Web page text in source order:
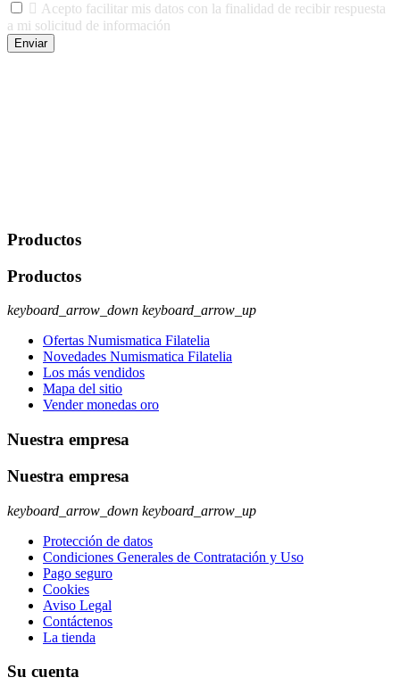
 Acepto facilitar mis datos con la finalidad de recibir respuesta
a mi solicitud de información
Enviar
Productos
Productos
keyboard_arrow_down keyboard_arrow_up
Ofertas Numismatica Filatelia
Novedades Numismatica Filatelia
Los más vendidos
Mapa del sitio
Vender monedas oro
Nuestra empresa
Nuestra empresa
keyboard_arrow_down keyboard_arrow_up
Protección de datos
Condiciones Generales de Contratación y Uso
Pago seguro
Cookies
Aviso Legal
Contáctenos
La tienda
Su cuenta